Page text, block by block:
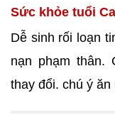
Sức khỏe tuổi
Dễ sinh rối loạn
nạn phạm thân.
thay đổi. chú ý